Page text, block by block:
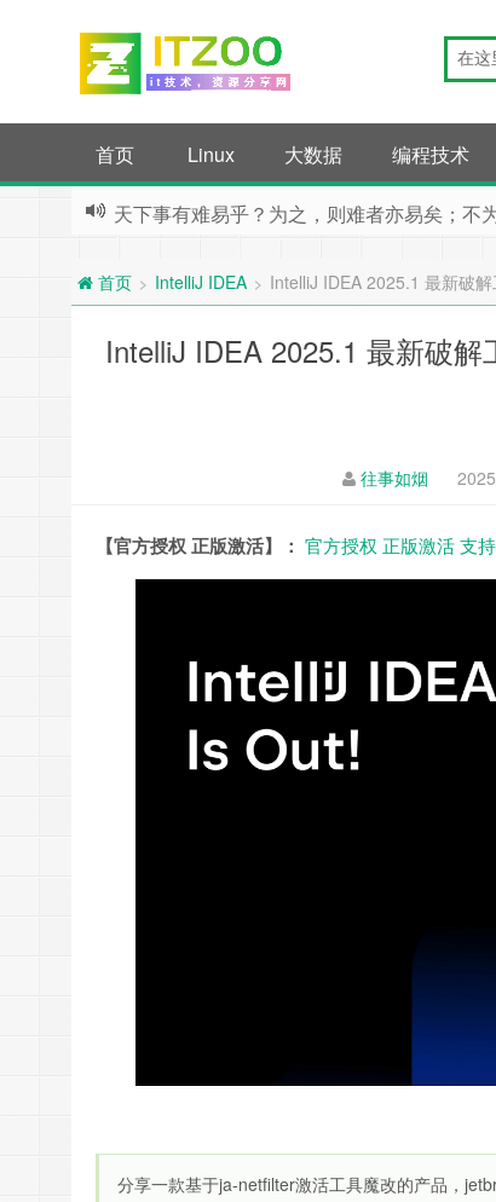
首页 Linux 大数据 编程技术
天下事有难易乎？为之，则难者亦易矣；不
首页 > IntelliJ IDEA > IntelliJ IDEA 2025.1 最新破
IntelliJ IDEA 2025.1 最新破
往事如烟
【官方授权 正版激活】： 官方授权 正版激活 支
分享一款基于ja-netfilter激活工具魔改的产品，